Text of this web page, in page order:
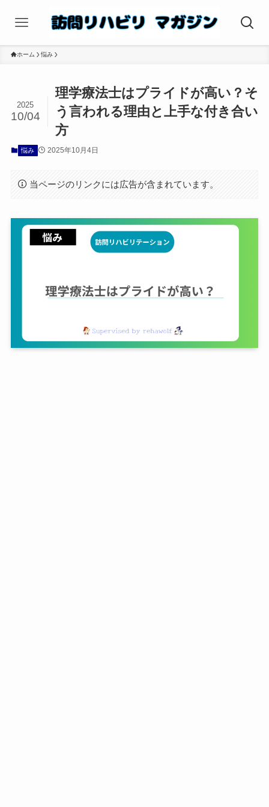
ホーム 悩み
理学療法士はプライドが高い？そ
う言われる理由と上手な付き合い
方
2025
10/04
悩み 2025年10月4日
当ページのリンクには広告が含まれています。